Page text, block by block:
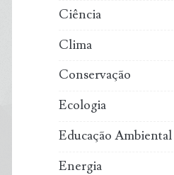
Ciência
Clima
Conservação
Ecologia
Educação Ambiental
Energia